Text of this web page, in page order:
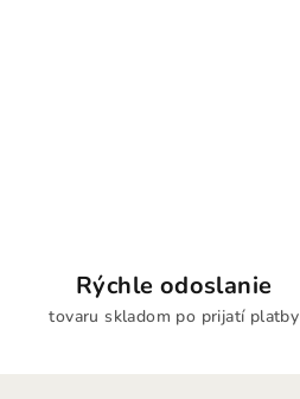
Rýchle odoslanie
tovaru skladom po prijatí platby